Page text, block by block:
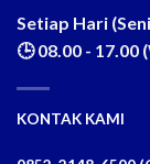
Setiap Hari
🕒 08.00 - 17.00
KONTAK KAMI